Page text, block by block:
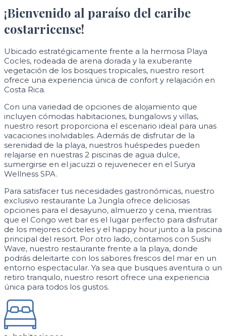
¡Bienvenido al paraíso del caribe
costarricense!
Ubicado estratégicamente frente a la hermosa Playa
Cocles, rodeada de arena dorada y la exuberante
vegetación de los bosques tropicales, nuestro resort
ofrece una experiencia única de confort y relajación en
Costa Rica.
Con una variedad de opciones de alojamiento que
incluyen cómodas habitaciones, bungalows y villas,
nuestro resort proporciona el escenario ideal para unas
vacaciones inolvidables. Además de disfrutar de la
serenidad de la playa, nuestros huéspedes pueden
relajarse en nuestras 2 piscinas de agua dulce,
sumergirse en el jacuzzi o rejuvenecer en el Surya
Wellness SPA.
Para satisfacer tus necesidades gastronómicas, nuestro
exclusivo restaurante La Jungla ofrece deliciosas
opciones para el desayuno, almuerzo y cena, mientras
que el Congo wet bar es el lugar perfecto para disfrutar
de los mejores cócteles y el happy hour junto a la piscina
principal del resort. Por otro lado, contamos con Sushi
Wave, nuestro restaurante frente a la playa, donde
podrás deleitarte con los sabores frescos del mar en un
entorno espectacular. Ya sea que busques aventura o un
retiro tranquilo, nuestro resort ofrece una experiencia
única para todos los gustos.